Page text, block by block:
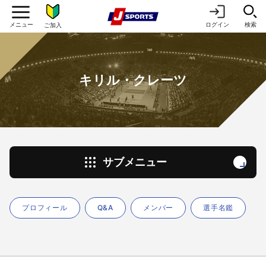
ご加入 ログイン 検索
キリル・クレーツ
サブメニュー
プロフィール Q&A メンバー 選手名鑑